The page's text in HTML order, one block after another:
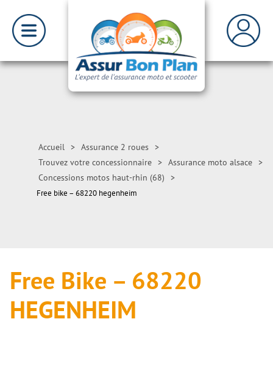
Accueil > Assurance 2 roues >
Trouvez votre concessionnaire > Assurance moto alsace >
Concessions motos haut-rhin (68)
>
Free bike – 68220 hegenheim
Free Bike – 68220
HEGENHEIM